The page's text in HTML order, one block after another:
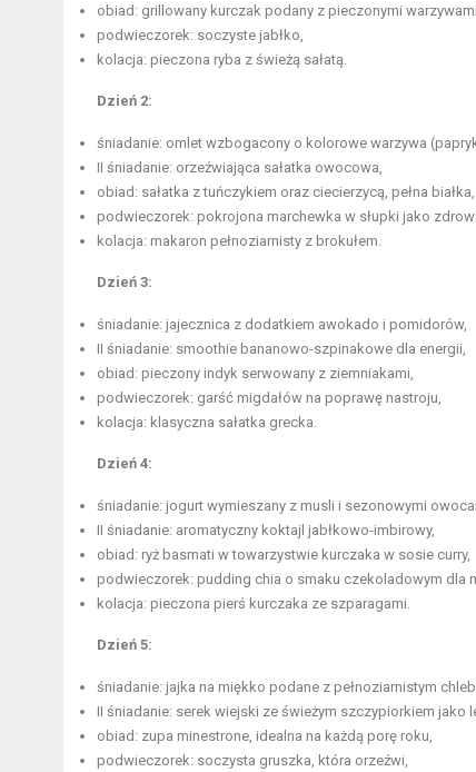
obiad: grillowany kurczak podany z pieczonymi warzywami,
podwieczorek: soczyste jabłko,
kolacja: pieczona ryba z świeżą sałatą.
Dzień 2:
śniadanie: omlet wzbogacony o kolorowe warzywa
II śniadanie: orzeźwiająca sałatka owocowa,
obiad: sałatka z tuńczykiem oraz ciecierzycą, pełna białka,
podwieczorek: pokrojona marchewka w słupki jako
kolacja: makaron pełnoziarnisty z brokułem.
Dzień 3:
śniadanie: jajecznica z dodatkiem awokado i pomidorów,
II śniadanie: smoothie bananowo-szpinakowe dla energii,
obiad: pieczony indyk serwowany z ziemniakami,
podwieczorek: garść migdałów na poprawę nastroju,
kolacja: klasyczna sałatka grecka.
Dzień 4:
śniadanie: jogurt wymieszany z musli i sezonowymi
II śniadanie: aromatyczny koktajl jabłkowo-imbirowy,
obiad: ryż basmati w towarzystwie kurczaka w sosie curry,
podwieczorek: pudding chia o smaku czekoladowym dla
kolacja: pieczona pierś kurczaka ze szparagami.
Dzień 5:
śniadanie: jajka na miękko podane z pełnoziarnistym
II śniadanie: serek wiejski ze świeżym szczypiorkiem jako
obiad: zupa minestrone, idealna na każdą porę roku,
podwieczorek: soczysta gruszka, która orzeźwi,